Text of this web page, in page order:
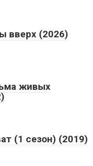
вверх (2026)
живых
(1 сезон) (2019)